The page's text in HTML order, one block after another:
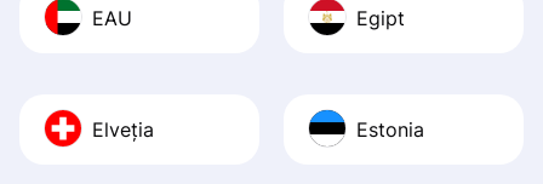
EAU Egipt
Elveția Estonia